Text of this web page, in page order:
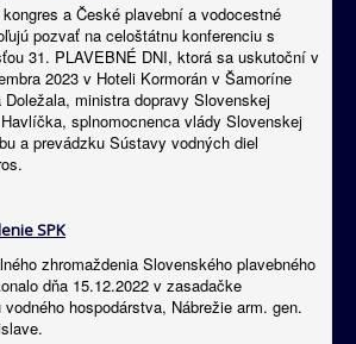
a České plavební a vodocestné
pozvať na celoštátnu konferenciu s
31. PLAVEBNÉ DNI, ktorá sa uskutoční v
2023 v Hoteli Kormorán v Šamoríne
ministra dopravy Slovenskej
splnomocnenca vlády Slovenskej
a prevádzku Sústavy vodných diel
SPK
zhromaždenia Slovenského plavebného
dňa 15.12.2022 v zasadačke
hospodárstva, Nábrežie arm. gen.